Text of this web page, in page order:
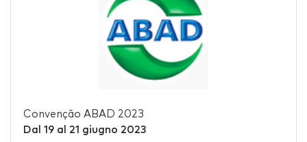
Convenção ABAD 2023
Dal 19al 21 giugno 2023